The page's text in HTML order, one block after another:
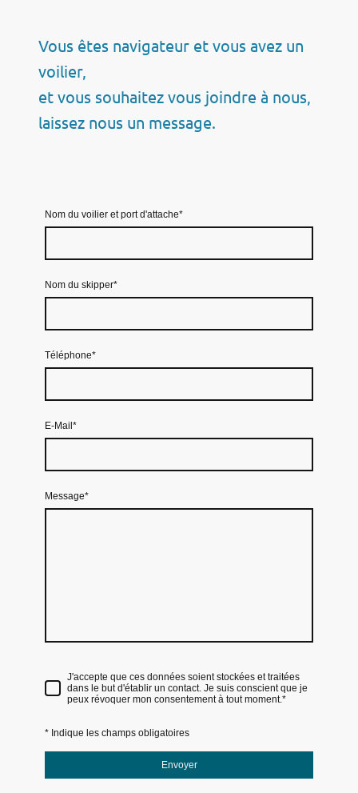
Vous êtes navigateur et vous avez un
voilier,
et vous souhaitez vous joindre à nous,
laissez nous un message.
Nom du voilier et port d'attache*
Nom du skipper*
Téléphone*
E-Mail*
Message*
J'accepte que ces données soient stockées et traitées
dans le but d'établir un contact. Je suis conscient que je
peux révoquer mon consentement à tout moment.*
* Indique les champs obligatoires
Envoyer